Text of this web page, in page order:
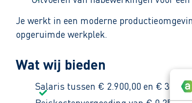
Je werkt in een moderne
opgeruimde werkplek.
Wat wij bieden
Salaris tussen € 2.900,00 en €